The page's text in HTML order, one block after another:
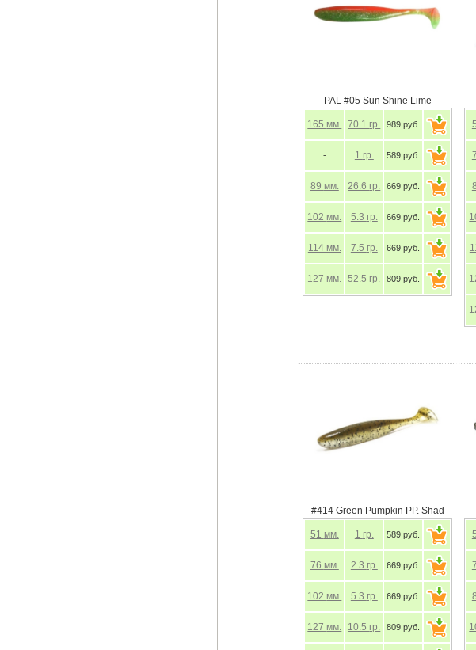
PAL #05 Sun Shine Lime
165 мм. 70.1 гр. 989 руб.
- 1 гр. 589 руб.
89 мм. 26.6 гр. 669 руб.
102 мм. 5.3 гр. 669 руб.
114 мм. 7.5 гр. 669 руб.
127 мм. 52.5 гр. 809 руб.
#414 Green Pumpkin PP. Shad
51 мм. 1 гр. 589 руб.
76 мм. 2.3 гр. 669 руб.
102 мм. 5.3 гр. 669 руб.
127 мм. 10.5 гр. 809 руб.